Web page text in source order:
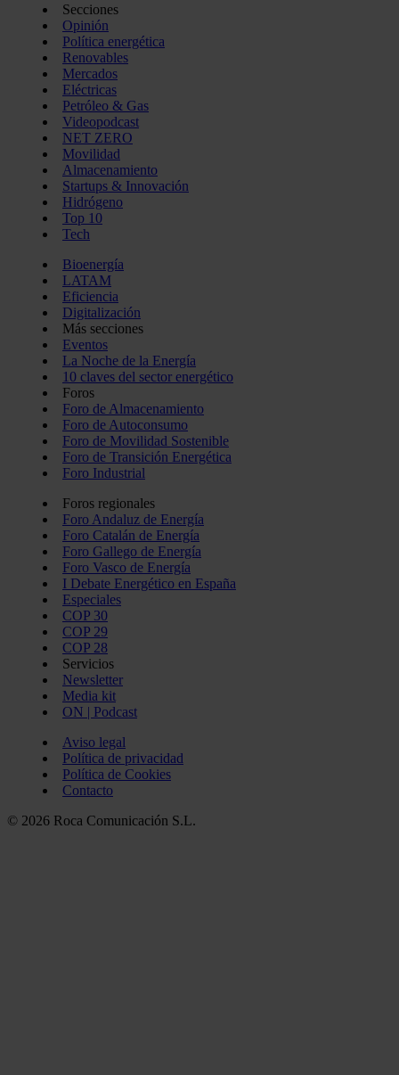
Secciones
Opinión
Política energética
Renovables
Mercados
Eléctricas
Petróleo & Gas
Videopodcast
NET ZERO
Movilidad
Almacenamiento
Startups & Innovación
Hidrógeno
Top 10
Tech
Bioenergía
LATAM
Eficiencia
Digitalización
Más secciones
Eventos
La Noche de la Energía
10 claves del sector energético
Foros
Foro de Almacenamiento
Foro de Autoconsumo
Foro de Movilidad Sostenible
Foro de Transición Energética
Foro Industrial
Foros regionales
Foro Andaluz de Energía
Foro Catalán de Energía
Foro Gallego de Energía
Foro Vasco de Energía
I Debate Energético en España
Especiales
COP 30
COP 29
COP 28
Servicios
Newsletter
Media kit
ON | Podcast
Aviso legal
Política de privacidad
Política de Cookies
Contacto
© 2026 Roca Comunicación S.L.